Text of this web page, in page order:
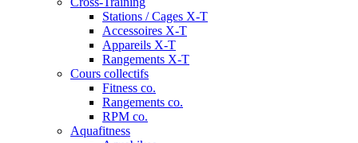
Stations / Cages X-T
Accessoires X-T
Appareils X-T
Rangements X-T
Cours collectifs
Fitness co.
Rangements co.
RPM co.
Aquafitness